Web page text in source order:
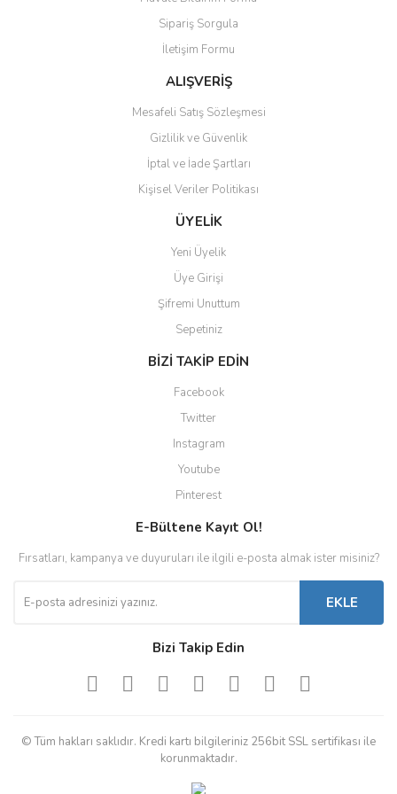
Ürün bilgilerinde hatalar bulunuyor.
Ürün fiyatı diğer sitelerden daha pahalı.
Bu ürüne benzer farklı alternatifler olmalı.
Gönder
Sipariş Sorgula
İletişim Formu
ALIŞVERİŞ
Mesafeli Satış Sözleşmesi
Gizlilik ve Güvenlik
İptal ve İade Şartları
Kişisel Veriler Politikası
ÜYELİK
Yeni Üyelik
Üye Girişi
Şifremi Unuttum
Sepetiniz
BİZİ TAKİP EDİN
Facebook
Twitter
Instagram
Youtube
Pinterest
E-Bültene Kayıt Ol!
Fırsatları, kampanya ve duyuruları ile ilgili e-posta almak ister misiniz?
EKLE
Bizi Takip Edin
© Tüm hakları saklıdır. Kredi kartı bilgileriniz 256bit SSL sertifikası ile
korunmaktadır.